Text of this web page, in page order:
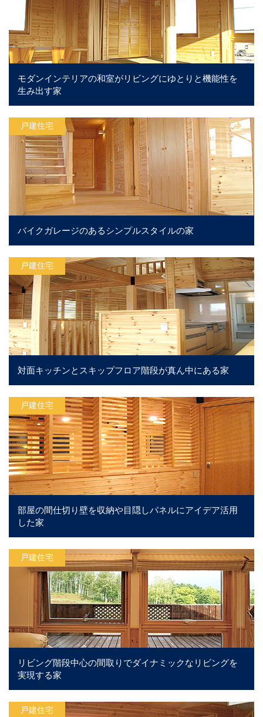
モダンインテリアの和室がリビングにゆとりと機能性を
生み出す家
戸建住宅
バイクガレージのあるシンプルスタイルの家
戸建住宅
対面キッチンとスキップフロア階段が真ん中にある家
戸建住宅
部屋の間仕切り壁を収納や目隠しパネルにアイデア活用
した家
戸建住宅
リビング階段中心の間取りでダイナミックなリビングを
実現する家
戸建住宅